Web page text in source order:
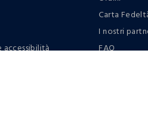
accessibilità
Carta
I nostri
FAQ